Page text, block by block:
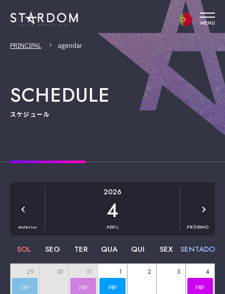
MENU
PRINCIPAL agendar
SCHEDULE
スケジュール
Anterior
2026
4
ABRIL PRÓXIMO
SOL SEG TER QUA QUI SEX SENTADO
29
jogo
30 31
jogo
1
jogo
2 3 4
jogo